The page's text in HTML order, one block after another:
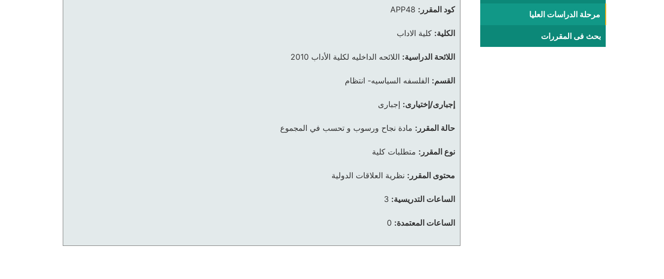
مرحلة الدراسات العليا
بحث فى المقررات
كود المقرر: APP48
الكلية: كلية الاداب
اللائحة الدراسية: اللائحه الداخليه لكلية الأداب 2010
القسم: الفلسفه السياسيه- انتظام
إجبارى/إختيارى: إجبارى
حالة المقرر: مادة نجاح ورسوب و تحسب في المجموع
نوع المقرر: متطلبات كلية
محتوى المقرر: نظرية العلاقات الدولية
الساعات التدريسية: 3
الساعات المعتمدة: 0